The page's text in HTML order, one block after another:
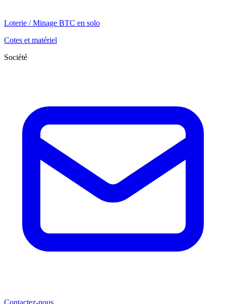
Loterie / Minage BTC en solo
Cotes et matériel
Société
Contactez-nous